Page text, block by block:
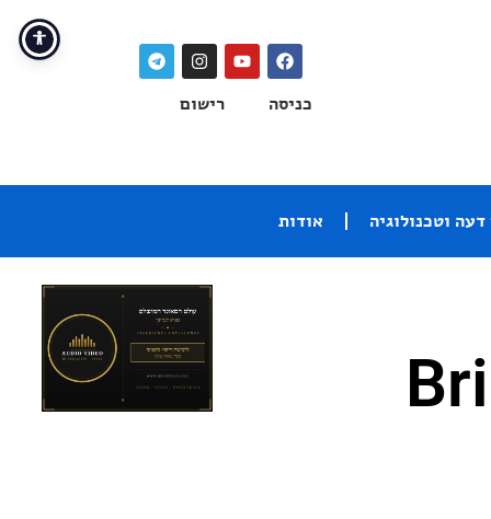
כניסה רישום
וטכנולוגיה אודות